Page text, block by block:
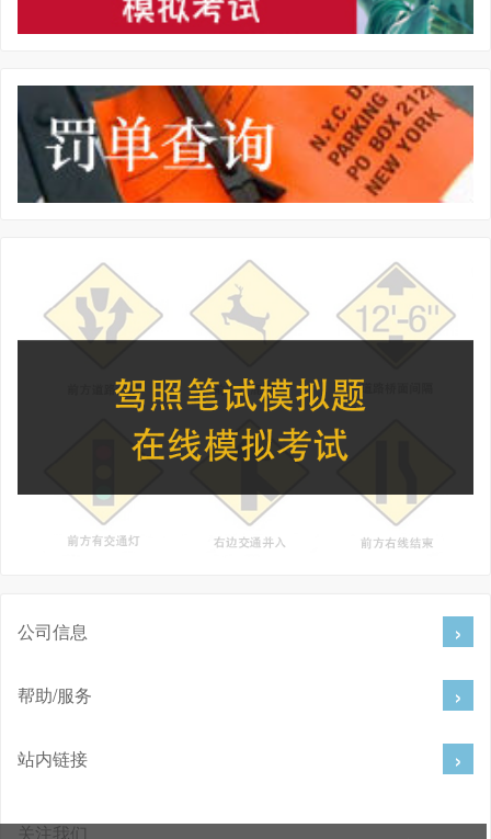
公司信息
帮助/服务
站内链接
关注我们